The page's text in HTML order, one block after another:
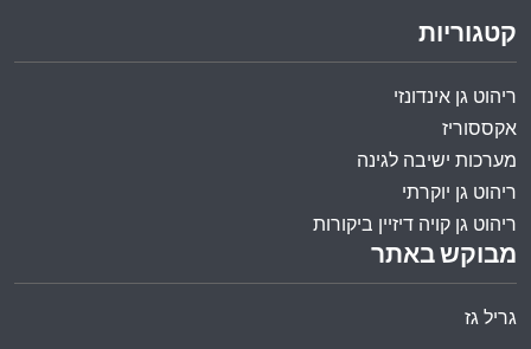
מבוקש באתר
גריל גז
קטגוריות
ריהוט גן אינדונזי
אקססוריז
מערכות ישיבה לגינה
ריהוט גן יוקרתי
ריהוט גן קויה דיזיין ביקורות